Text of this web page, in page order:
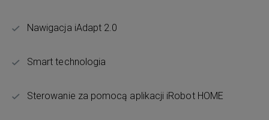
Nawigacja iAdapt 2.0
Smart technologia
Sterowanie za pomocą aplikacji iRobot HOME